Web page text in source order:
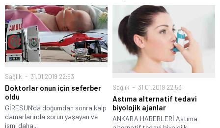
Sağlık 31.01.2019 22:53
Doktorlar onun için seferber
oldu
GİRESUN’da doğumdan sonra kalp
damarlarında sorun yaşayan ve
ismi daha...
Sağlık 31.01.2019 22:53
Astıma alternatif tedavi
biyolojik ajanlar
ANKARA HABERLERİ Astıma